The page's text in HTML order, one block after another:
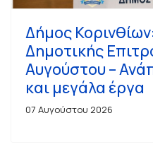
Δήμος
Δημοτικής
Αυγούστου –
και μεγάλα έργα
07 Αυγούστου 2026